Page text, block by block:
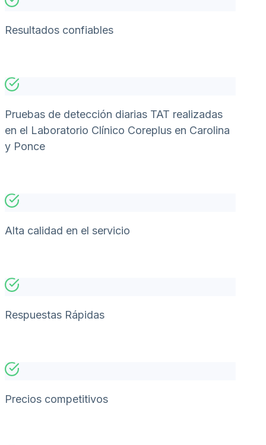
Resultados confiables
Pruebas de detección diarias TAT realizadas
en el Laboratorio Clínico Coreplus en Carolina
y Ponce
Alta calidad en el servicio
Respuestas Rápidas
Precios competitivos